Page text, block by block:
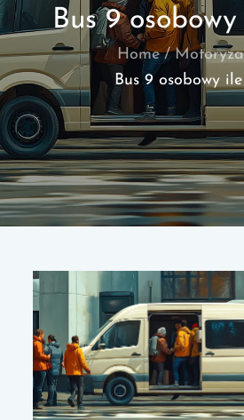
Bus 9
Home
Bus 9 osobowy